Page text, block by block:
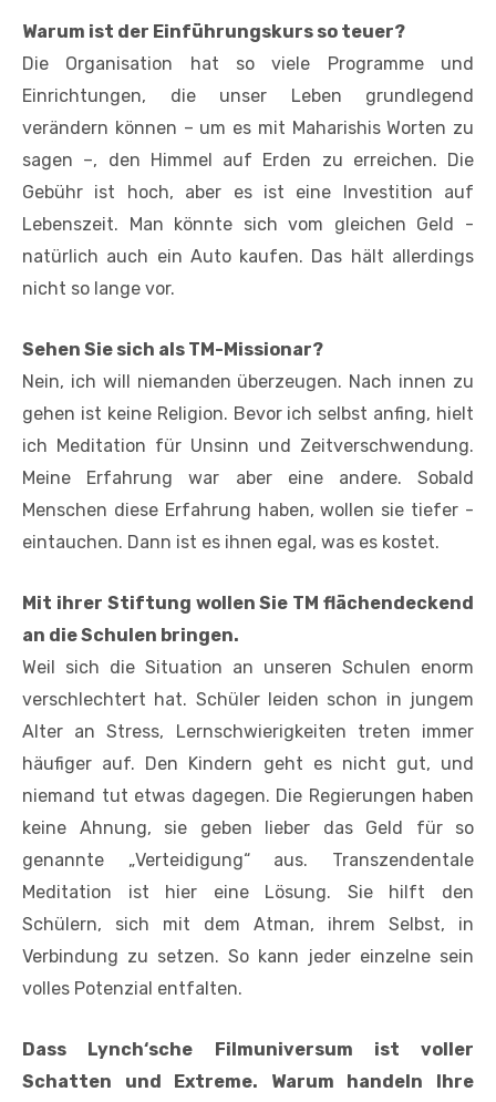
Warum ist der Einführungskurs so teuer?
Die Organisation hat so viele ­Programme und
Einrichtungen, die unser Leben grundlegend
verändern können – um es mit Maharishis Worten zu
sagen –, den Himmel auf Erden zu erreichen. Die
Gebühr ist hoch, aber es ist eine Investition auf
Lebenszeit. Man könnte sich vom gleichen Geld ­
natürlich auch ein Auto kaufen. Das hält allerdings
nicht so lange vor.
Sehen Sie sich als TM-Missionar?
Nein, ich will niemanden ­überzeugen. Nach innen zu
gehen ist keine ­Religion. Bevor ich selbst anfing, hielt
ich Meditation für Unsinn und ­Zeitverschwendung.
Meine Erfahrung war aber eine andere. Sobald
Menschen diese Erfahrung haben, wollen sie tiefer ­
eintauchen. Dann ist es ihnen egal, was es kostet.
Mit ihrer Stiftung wollen Sie TM ­flächendeckend
an die Schulen bringen.
Weil sich die Situation an unseren ­Schulen enorm
verschlechtert hat. Schüler leiden schon in jungem
Alter an Stress, Lernschwierigkeiten treten immer
häufiger auf. Den Kindern geht es nicht gut, und
niemand tut etwas dagegen. Die Regierungen haben
keine Ahnung, sie geben lieber das Geld für so
genannte „Verteidigung“ aus. Transzendentale
Meditation ist hier eine Lösung. Sie hilft den
Schülern, sich mit dem Atman, ihrem Selbst, in
Verbindung zu setzen. So kann jeder einzelne sein
volles Potenzial entfalten.
Dass Lynch‘sche Filmuniversum ist voller
Schatten und Extreme. Warum handeln Ihre